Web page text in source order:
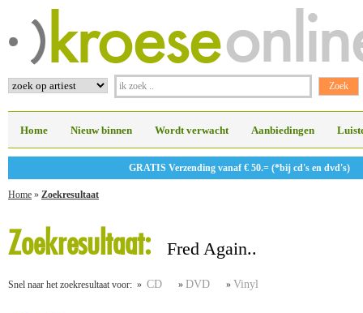
Home Nieuw binnen Wordt verwacht Aanbiedingen
GRATIS Verzending vanaf € 50.= (*bij cd's en dvd's)
Home » Zoekresultaat
Zoekresultaat: Fred Again..
Snel naar het zoekresultaat voor: » CD » DVD » Vinyl